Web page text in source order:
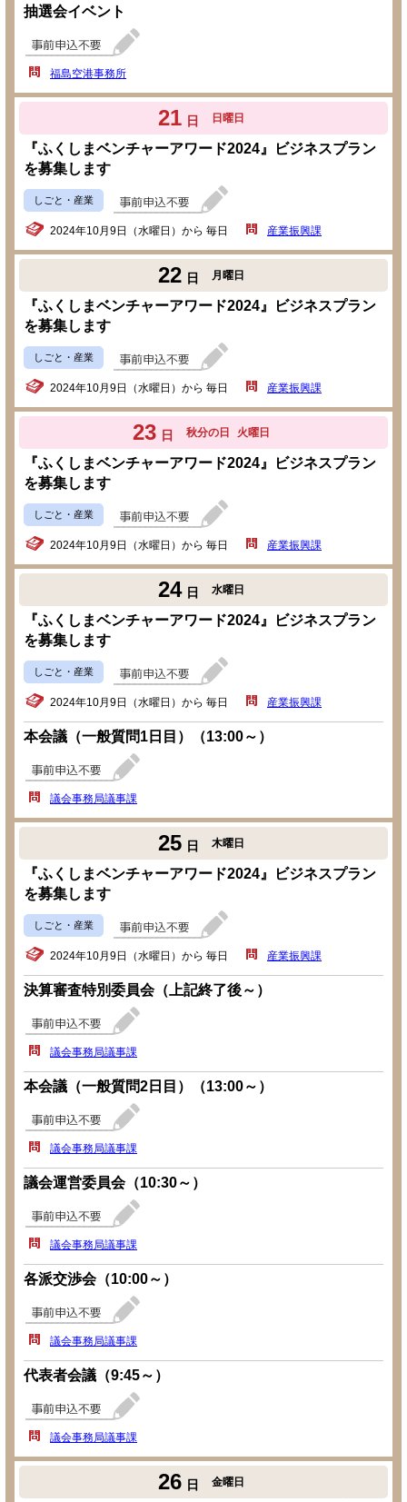
抽選会イベント
福島空港事務所
21 日 日曜日
『ふくしまベンチャーアワード2024』ビジネスプラン
を募集します
しごと・産業
2024年10月9日（水曜日）から 毎日 産業振興課
22 日 月曜日
『ふくしまベンチャーアワード2024』ビジネスプラン
を募集します
しごと・産業
2024年10月9日（水曜日）から 毎日 産業振興課
23 日 秋分の日 火曜日
『ふくしまベンチャーアワード2024』ビジネスプラン
を募集します
しごと・産業
2024年10月9日（水曜日）から 毎日 産業振興課
24 日 水曜日
『ふくしまベンチャーアワード2024』ビジネスプラン
を募集します
しごと・産業
2024年10月9日（水曜日）から 毎日 産業振興課
本会議（一般質問1日目）（13:00～）
議会事務局議事課
25 日 木曜日
『ふくしまベンチャーアワード2024』ビジネスプラン
を募集します
しごと・産業
2024年10月9日（水曜日）から 毎日 産業振興課
決算審査特別委員会（上記終了後～）
議会事務局議事課
本会議（一般質問2日目）（13:00～）
議会事務局議事課
議会運営委員会（10:30～）
議会事務局議事課
各派交渉会（10:00～）
議会事務局議事課
代表者会議（9:45～）
議会事務局議事課
26 日 金曜日